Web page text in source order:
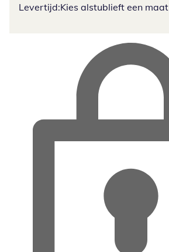
Levertijd:Kies alstublieft een maat